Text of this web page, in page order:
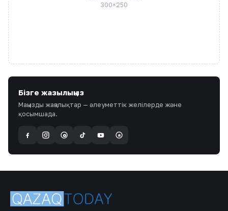
300×250
Бізге жазылыңыз
Маңызды жаңалықтар — әлеуметтік желілерде және
қосымшада.
@ a